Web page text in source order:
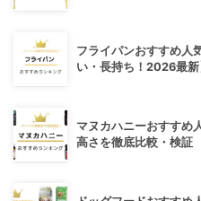
フライパンおすすめ人
い・長持ち！2026最新
マヌカハニーおすすめ
高さを徹底比較・検証